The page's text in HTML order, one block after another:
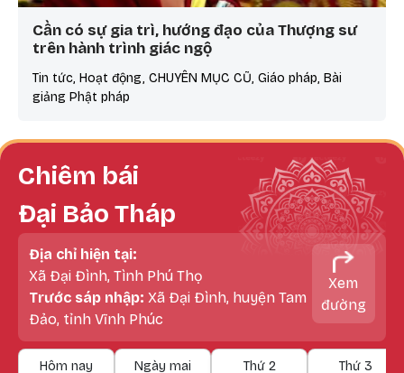
Cần có sự gia trì, hướng đạo của Thượng sư
trên hành trình giác ngộ
Tin tức, Hoạt động, CHUYÊN MỤC CŨ, Giáo pháp, Bài
giảng Phật pháp
Chiêm bái
Đại Bảo Tháp
Địa chỉ hiện tại:
Xã Đại Đình, Tình Phú Thọ
Trước sáp nhập: Xã Đại Đình, huyện Tam
Đảo, tỉnh Vĩnh Phúc
Xem
đường
Hôm nay
Ngày mai
Thứ 2
Thứ 3